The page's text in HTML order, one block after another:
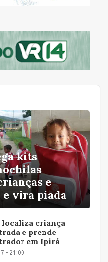
kits
e
vira piada
localiza criança
e prende
em Ipirá
- 21:00